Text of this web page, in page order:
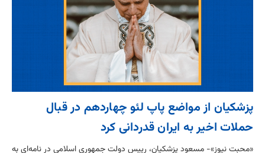
پزشکیان از مواضع پاپ لئو چهاردهم در قبال
حملات اخیر به ایران قدردانی کرد
«محبت نیوز»- مسعود پزشکیان، رییس دولت جمهوری اسلامی در نامه‌ای به